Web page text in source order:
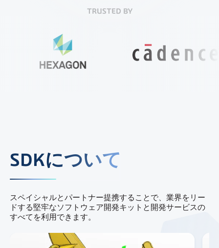
TRUSTED BY
SDKについて
スペイシャルとパートナー提携することで、業界をリー
ドする堅牢なソフトウェア開発キットと開発サービスの
すべてを利用できます。